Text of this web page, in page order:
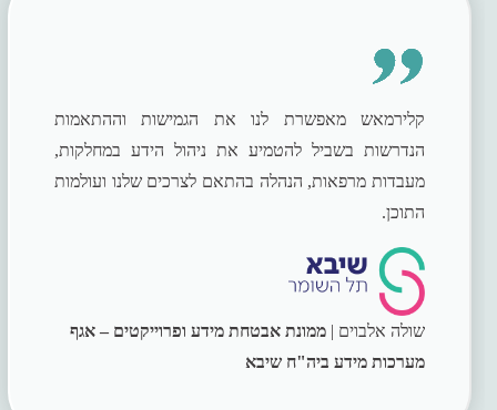
קלירמאש מאפשרת לנו את הגמישות וההתאמות
הנדרשות בשביל להטמיע את ניהול הידע במחלקות,
מעבדות מרפאות, הנהלה בהתאם לצרכים שלנו ועולמות
התוכן.
שולה אלבוים |ממונת אבטחת מידע ופרוייקטים – אגף
מערכות מידע ביה"ח שיבא